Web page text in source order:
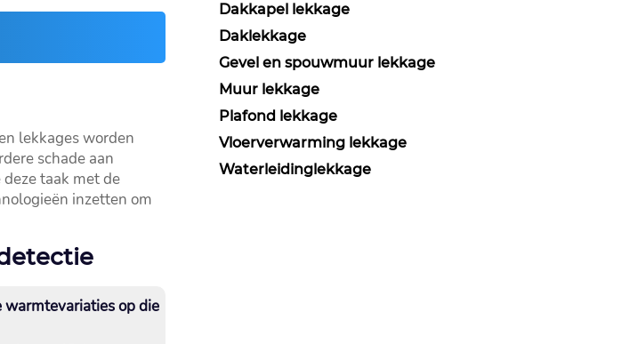
lekkages worden
schade aan
taak met de
inzetten om
warmtevariaties op die
Dakkapel lekkage
Daklekkage
Gevel en spouwmuur lekkage
Muur lekkage
Plafond lekkage
Vloerverwarming lekkage
Waterleidinglekkage